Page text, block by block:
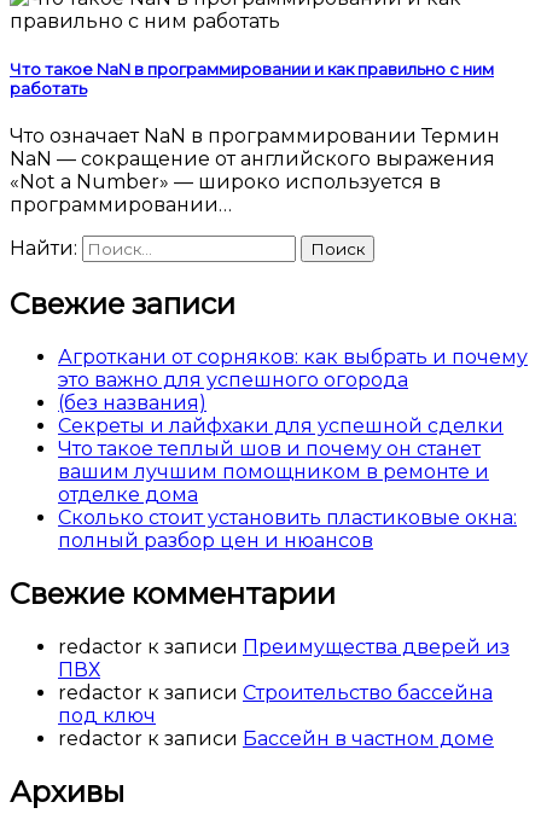
Что такое NaN в программировании и как правильно с ним
работать
Что означает NaN в программировании Термин
NaN — сокращение от английского выражения
«Not a Number» — широко используется в
программировании…
Найти:
Свежие записи
Агроткани от сорняков: как выбрать и почему
это важно для успешного огорода
(без названия)
Секреты и лайфхаки для успешной сделки
Что такое теплый шов и почему он станет
вашим лучшим помощником в ремонте и
отделке дома
Сколько стоит установить пластиковые окна:
полный разбор цен и нюансов
Свежие комментарии
redactor к записи Преимущества дверей из
ПВХ
redactor к записи Строительство бассейна
под ключ
redactor к записи Бассейн в частном доме
Архивы